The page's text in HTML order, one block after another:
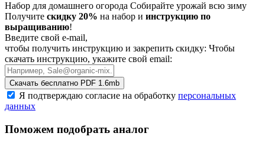
Набор для домашнего огорода Собирайте урожай всю зиму
Получите скидку 20% на набор и инструкцию по
выращиванию!
Введите свой e-mail,
чтобы получить инструкцию и закрепить скидку: Чтобы
скачать инструкцию, укажите свой email:
Скачать бесплатно PDF 1.6mb
Я подтверждаю согласие на обработку персональных
данных
Поможем подобрать аналог